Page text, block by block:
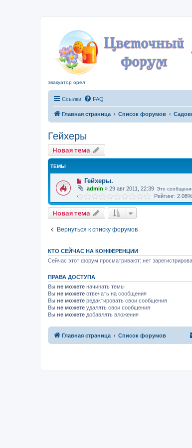
эвакуатор орел
Ссылки FAQ
Главная страница Список форумов
Гейхеры
Новая тема
ТЕМЫ
Гейхеры.
admin » 29 авг 2011, 22:39 Это
Рейтинг: 2.08%
Новая тема
Вернуться к списку форумов
КТО СЕЙЧАС НА КОНФЕРЕНЦИИ
Сейчас этот форум просматривают: нет
ПРАВА ДОСТУПА
Вы не можете начинать темы
Вы не можете отвечать на сообщения
Вы не можете редактировать свои сообщения
Вы не можете удалять свои сообщения
Вы не можете добавлять вложения
Главная страница Список форумов